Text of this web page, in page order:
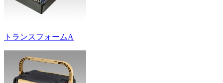
トランスフォームA